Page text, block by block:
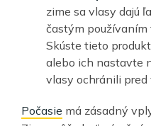
zime sa vlasy dajú
častým používaním
Skúste tieto
alebo ich nastavte
vlasy ochránili pred
Počasie má zásadný